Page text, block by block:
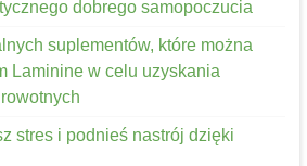
dobrego samopoczucia
suplementów, które można
Laminine w celu uzyskania
stres i podnieś nastrój dzięki